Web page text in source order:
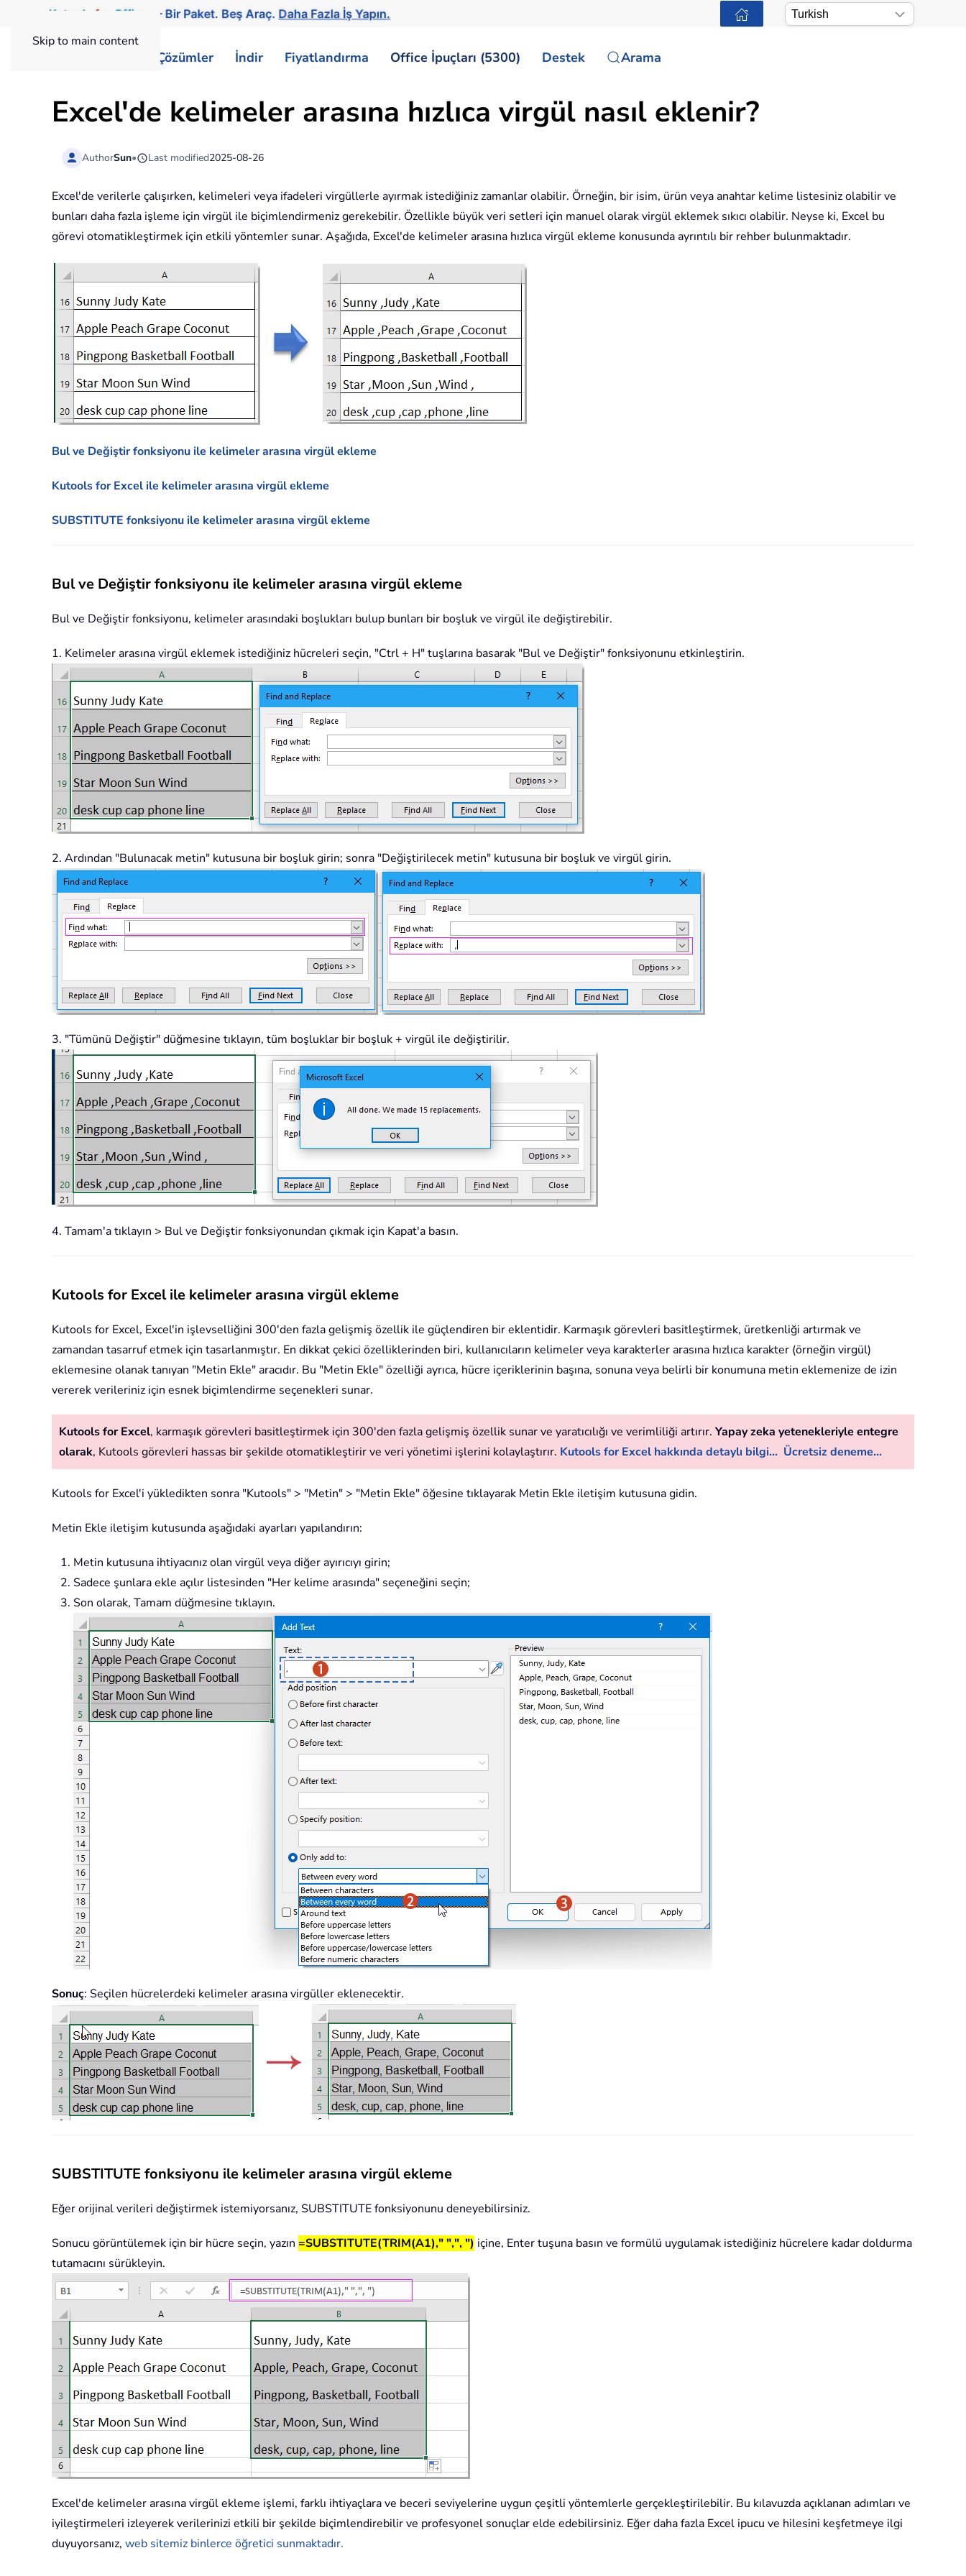
Skip to main content
Kutools for Office — Bir Paket. Beş Araç.Daha Fazla İş Yapın.
Çözümler İndir Fiyatlandırma Office İpuçları (5300) Destek Arama
Excel'de kelimeler arasına hızlıca virgül nasıl eklenir?
AuthorSun• Last modified2025-08-26
Excel'de verilerle çalışırken, kelimeleri veya ifadeleri virgüllerle ayırmak istediğiniz zamanlar olabilir. Örneğin, bir isim, ürün veya anahtar kelime listesiniz olabilir ve
bunları daha fazla işleme için virgül ile biçimlendirmeniz gerekebilir. Özellikle büyük veri setleri için manuel olarak virgül eklemek sıkıcı olabilir. Neyse ki, Excel bu
görevi otomatikleştirmek için etkili yöntemler sunar. Aşağıda, Excel'de kelimeler arasına hızlıca virgül ekleme konusunda ayrıntılı bir rehber bulunmaktadır.
Bul ve Değiştir fonksiyonu ile kelimeler arasına virgül ekleme
Kutools for Excel ile kelimeler arasına virgül ekleme
SUBSTITUTE fonksiyonu ile kelimeler arasına virgül ekleme
Bul ve Değiştir fonksiyonu ile kelimeler arasına virgül ekleme
Bul ve Değiştir fonksiyonu, kelimeler arasındaki boşlukları bulup bunları bir boşluk ve virgül ile değiştirebilir.
1. Kelimeler arasına virgül eklemek istediğiniz hücreleri seçin, "Ctrl + H" tuşlarına basarak "Bul ve Değiştir" fonksiyonunu etkinleştirin.
2. Ardından "Bulunacak metin" kutusuna bir boşluk girin; sonra "Değiştirilecek metin" kutusuna bir boşluk ve virgül girin.
3. "Tümünü Değiştir" düğmesine tıklayın, tüm boşluklar bir boşluk + virgül ile değiştirilir.
4. Tamam'a tıklayın > Bul ve Değiştir fonksiyonundan çıkmak için Kapat'a basın.
Kutools for Excel ile kelimeler arasına virgül ekleme
Kutools for Excel, Excel'in işlevselliğini 300'den fazla gelişmiş özellik ile güçlendiren bir eklentidir. Karmaşık görevleri basitleştirmek, üretkenliği artırmak ve
zamandan tasarruf etmek için tasarlanmıştır. En dikkat çekici özelliklerinden biri, kullanıcıların kelimeler veya karakterler arasına hızlıca karakter (örneğin virgül)
eklemesine olanak tanıyan "Metin Ekle" aracıdır. Bu "Metin Ekle" özelliği ayrıca, hücre içeriklerinin başına, sonuna veya belirli bir konumuna metin eklemenize de izin
vererek verileriniz için esnek biçimlendirme seçenekleri sunar.
Kutools for Excel, karmaşık görevleri basitleştirmek için 300'den fazla gelişmiş özellik sunar ve yaratıcılığı ve verimliliği artırır. Yapay zeka yetenekleriyle entegre
olarak, Kutools görevleri hassas bir şekilde otomatikleştirir ve veri yönetimi işlerini kolaylaştırır. Kutools for Excel hakkında detaylı bilgi... Ücretsiz deneme...
Kutools for Excel'i yükledikten sonra "Kutools" > "Metin" > "Metin Ekle" öğesine tıklayarak Metin Ekle iletişim kutusuna gidin.
Metin Ekle iletişim kutusunda aşağıdaki ayarları yapılandırın:
Metin kutusuna ihtiyacınız olan virgül veya diğer ayırıcıyı girin;
Sadece şunlara ekle açılır listesinden "Her kelime arasında" seçeneğini seçin;
Son olarak, Tamam düğmesine tıklayın.
Sonuç: Seçilen hücrelerdeki kelimeler arasına virgüller eklenecektir.
SUBSTITUTE fonksiyonu ile kelimeler arasına virgül ekleme
Eğer orijinal verileri değiştirmek istemiyorsanız, SUBSTITUTE fonksiyonunu deneyebilirsiniz.
Sonucu görüntülemek için bir hücre seçin, yazın =SUBSTITUTE(TRIM(A1)," ",", ") içine, Enter tuşuna basın ve formülü uygulamak istediğiniz hücrelere kadar doldurma
tutamacını sürükleyin.
Excel'de kelimeler arasına virgül ekleme işlemi, farklı ihtiyaçlara ve beceri seviyelerine uygun çeşitli yöntemlerle gerçekleştirilebilir. Bu kılavuzda açıklanan adımları ve
iyileştirmeleri izleyerek verilerinizi etkili bir şekilde biçimlendirebilir ve profesyonel sonuçlar elde edebilirsiniz. Eğer daha fazla Excel ipucu ve hilesini keşfetmeye ilgi
duyuyorsanız, web sitemiz binlerce öğretici sunmaktadır.